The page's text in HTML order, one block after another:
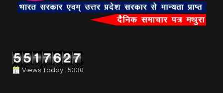
Views Today : 5330